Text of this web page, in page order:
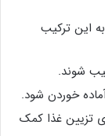
این ترکیب
شوند.
تزیین غذا کمک